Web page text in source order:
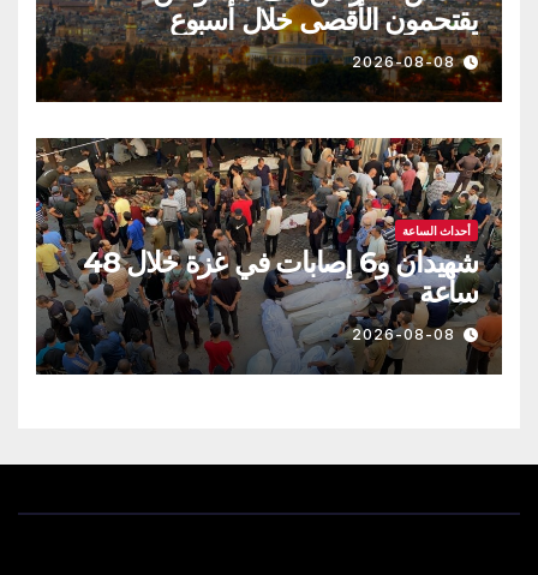
يقتحمون الأقصى خلال أسبوع
2026-08-08
أحداث الساعة
شهيدان و6 إصابات في غزة خلال 48
ساعة
2026-08-08